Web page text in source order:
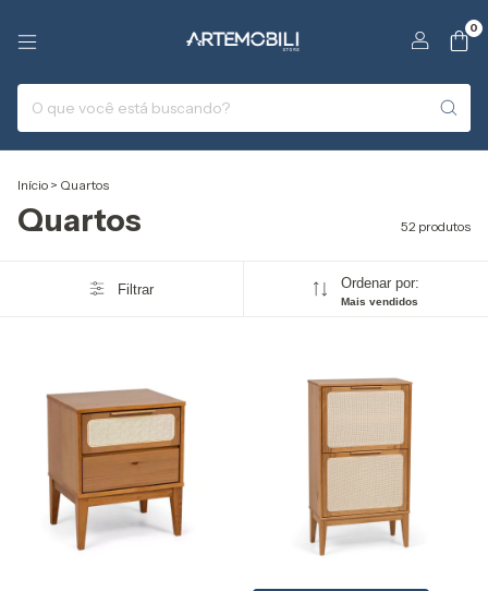
0
Início > Quartos
Quartos 52 produtos
Filtrar Ordenar por:
Mais vendidos